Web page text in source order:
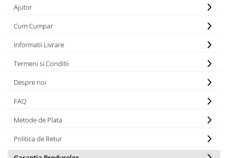
Accesorii
Adăpători
Hrănitori
Custi si accesorii
Prepelițe
Ajutor
Cum Cumpar
Informatii Livrare
Termeni si Conditii
Despre noi
FAQ
Metode de Plata
Politica de Retur